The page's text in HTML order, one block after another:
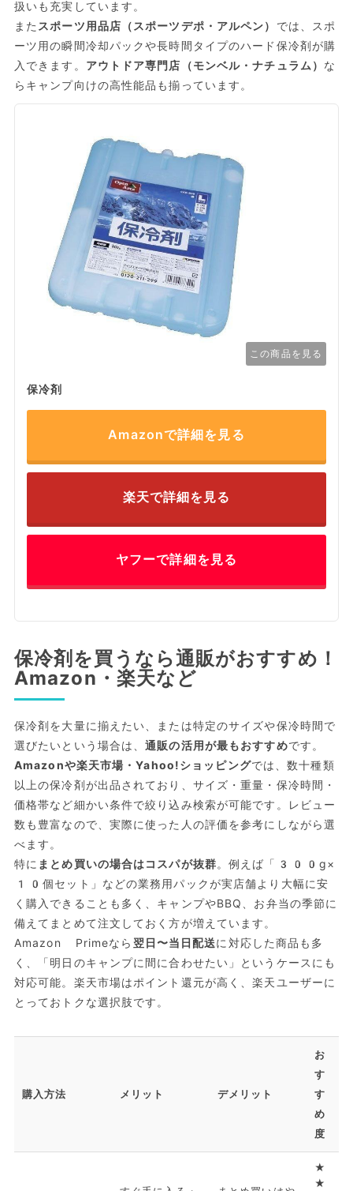
扱いも充実しています。
また スポーツ用品店（スポーツデポ・アルペン） では、スポ
ーツ用の瞬間冷却パックや長時間タイプのハード保冷剤が購
入できます。 アウトドア専門店（モンベル・ナチュラム） な
らキャンプ向けの高性能品も揃っています。
この商品を見る
保冷剤
Amazonで詳細を見る
楽天で詳細を見る
ヤフーで詳細を見る
保冷剤を買うなら通販がおすすめ！
Amazon・楽天など
保冷剤を大量に揃えたい、または特定のサイズや保冷時間で
選びたいという場合は、通販の活用が最もおすすめです。
Amazonや楽天市場・Yahoo!ショッピングでは、数十種類
以上の保冷剤が出品されており、サイズ・重量・保冷時間・
価格帯など細かい条件で絞り込み検索が可能です。レビュー
数も豊富なので、実際に使った人の評価を参考にしながら選
べます。
特に まとめ買いの場合はコスパが抜群。例えば「300g×
10個セット」などの業務用パックが実店舗より大幅に安
く購入できることも多く、キャンプやBBQ、お弁当の季節に
備えてまとめて注文しておく方が増えています。
Amazon Primeなら 翌日〜当日配送に対応した商品も多
く、「明日のキャンプに間に合わせたい」というケースにも
対応可能。楽天市場はポイント還元が高く、楽天ユーザーに
とっておトクな選択肢です。
購入方法 メリット デメリット
お
す
す
め
度
★
★